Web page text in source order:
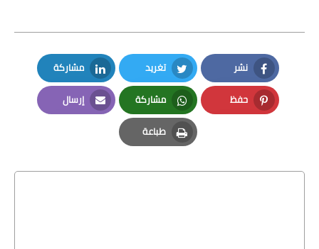
نشر
Facebook
تغريد
Twitter
مشاركة
LinkedIn
حفظ
Pinterest
مشاركة
Whatsapp
إرسال
Email
طباعة
Print